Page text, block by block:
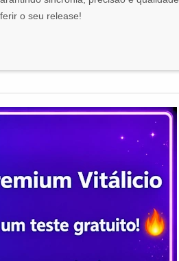
o seu release!